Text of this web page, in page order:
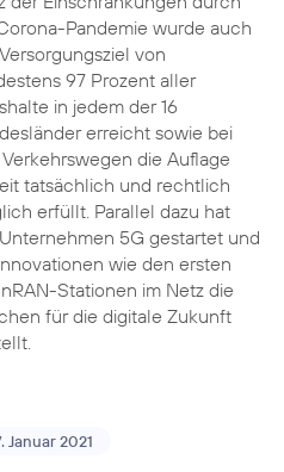
Pandemie wurde auch
von
97 Prozent aller
in jedem der 16
erreicht sowie bei
die Auflage
tatsächlich und rechtlich
erfüllt. Parallel dazu hat
5G gestartet und
wie den ersten
Stationen im Netz die
für die digitale Zukunft
Januar 2021